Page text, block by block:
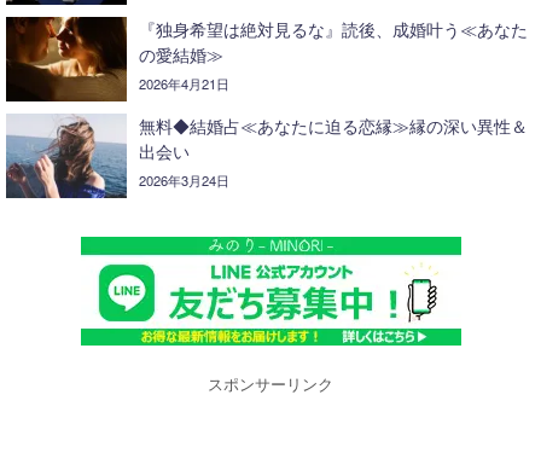
『独身希望は絶対見るな』読後、成婚叶う≪あなた
の愛結婚≫
2026年4月21日
無料◆結婚占≪あなたに迫る恋縁≫縁の深い異性＆
出会い
2026年3月24日
スポンサーリンク